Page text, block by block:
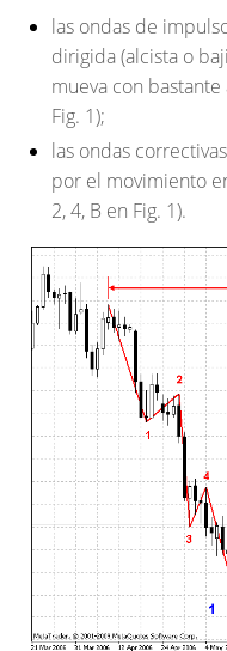
las ondas de
dirigida (alcista o
mueva con
Fig. 1);
las ondas
por el movimiento
2, 4, В en Fig. 1).